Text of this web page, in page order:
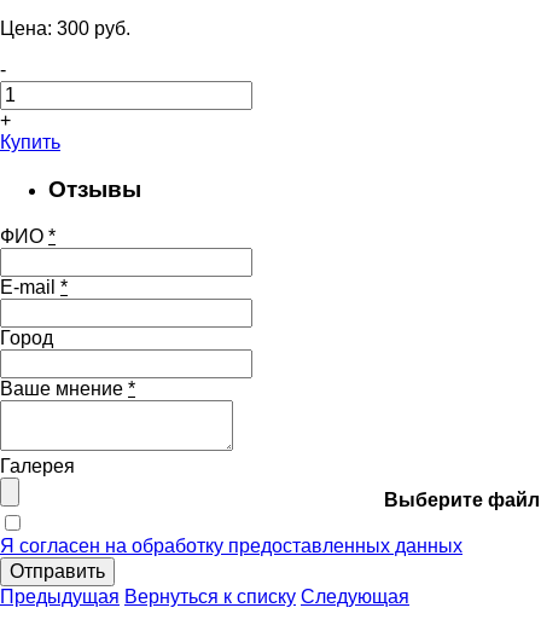
Цена: 300 pуб.
-
+
Купить
Отзывы
ФИО *
E-mail *
Город
Ваше мнение *
Галерея
Выберите файл
Я согласен на обработку предоставленных данных
Отправить
Предыдущая Вернуться к списку Следующая